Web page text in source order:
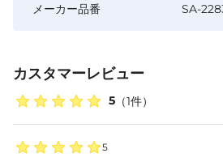
メーカー品番
SA-
カスタマーレビュー
5 （1件）
5